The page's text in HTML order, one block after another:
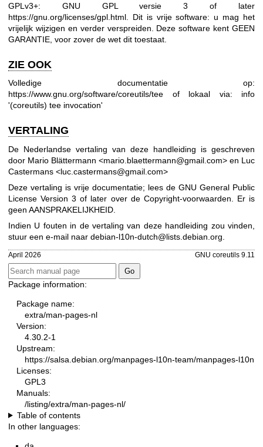
GPLv3+: GNU GPL versie 3 of later
https://gnu.org/licenses/gpl.html
Dit is vrije software: u mag het
vrijelijk wijzigen en verder verspreiden. Deze software kent GEEN
GARANTIE, voor zover de wet dit toestaat.
ZIE OOK
Volledige documentatie op:
https://www.gnu.org/software/coreutils/tee
of lokaal via: info
'(coreutils) tee invocation'
VERTALING
De Nederlandse vertaling van deze handleiding is geschreven
door Mario Blättermann <mario.blaettermann@gmail.com> en Luc
Castermans <luc.castermans@gmail.com>
Deze vertaling is vrije documentatie; lees de GNU General Public
License Version 3 of later over de Copyright-voorwaarden. Er is
geen AANSPRAKELIJKHEID.
Indien U fouten in de vertaling van deze handleiding zou vinden,
stuur een e-mail naar debian-l10n-dutch@lists.debian.org.
April 2026 GNU coreutils 9.11
Package information:
Package name:
extra/man-pages-nl
Version:
4.30.2-1
Upstream:
https://salsa.debian.org/manpages-l10n-team/manpages-l10n
Licenses:
GPL3
Manuals:
/listing/extra/man-pages-nl/
Table of contents
In other languages: